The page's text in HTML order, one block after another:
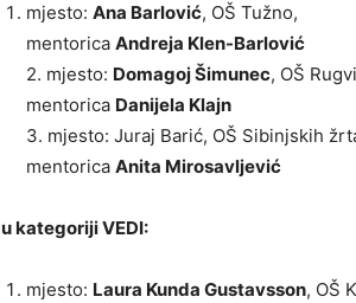
mjesto: Ana Barlović, OŠ Tužno,
mentorica Andreja Klen-Barlović
2. mjesto: Domagoj Šimunec, OŠ
mentorica Danijela Klajn
3. mjesto: Juraj Barić, OŠ Sibinjskih
mentorica Anita Mirosavljević
u kategoriji VEDI:
mjesto: Laura Kunda Gustavsson, OŠ